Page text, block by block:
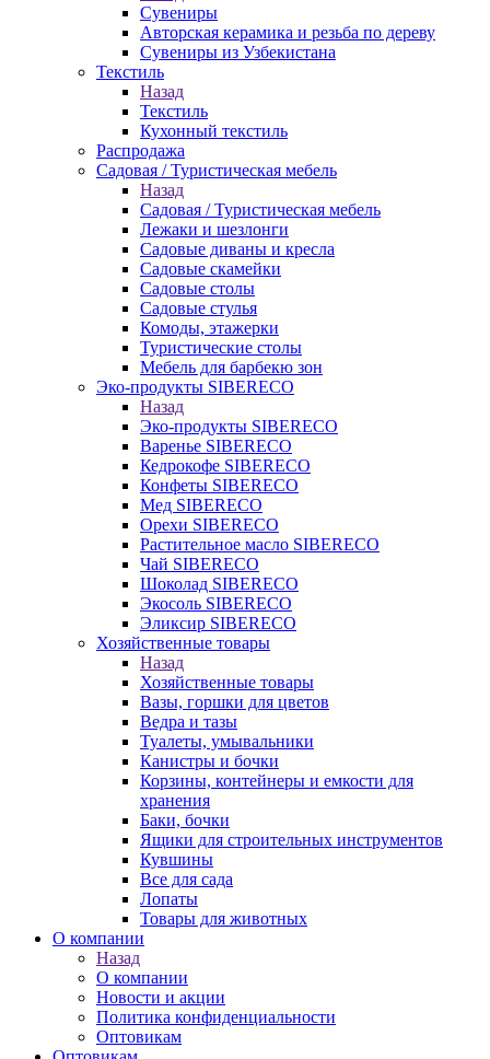
Сувениры
Авторская керамика и резьба по дереву
Сувениры из Узбекистана
Текстиль
Назад
Текстиль
Кухонный текстиль
Распродажа
Садовая / Туристическая мебель
Назад
Садовая / Туристическая мебель
Лежаки и шезлонги
Садовые диваны и кресла
Садовые скамейки
Садовые столы
Садовые стулья
Комоды, этажерки
Туристические столы
Мебель для барбекю зон
Эко-продукты SIBERECO
Назад
Эко-продукты SIBERECO
Варенье SIBERECO
Кедрокофе SIBERECO
Конфеты SIBERECO
Мед SIBERECO
Орехи SIBERECO
Растительное масло SIBERECO
Чай SIBERECO
Шоколад SIBERECO
Экосоль SIBERECO
Эликсир SIBERECO
Хозяйственные товары
Назад
Хозяйственные товары
Вазы, горшки для цветов
Ведра и тазы
Туалеты, умывальники
Канистры и бочки
Корзины, контейнеры и емкости для
хранения
Баки, бочки
Ящики для строительных инструментов
Кувшины
Все для сада
Лопаты
Товары для животных
О компании
Назад
О компании
Новости и акции
Политика конфиденциальности
Оптовикам